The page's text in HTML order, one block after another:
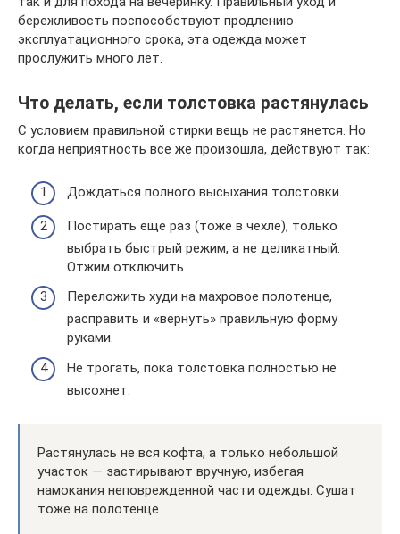
бережливость поспособствуют продлению
эксплуатационного срока, эта одежда может
прослужить много лет.
Что делать, если толстовка растянулась
С условием правильной стирки вещь не растянется. Но
когда неприятность все же произошла, действуют так:
Дождаться полного высыхания толстовки.
Постирать еще раз (тоже в чехле), только
выбрать быстрый режим, а не деликатный.
Отжим отключить.
Переложить худи на махровое полотенце,
расправить и «вернуть» правильную форму
руками.
Не трогать, пока толстовка полностью не
высохнет.
Растянулась не вся кофта, а только небольшой
участок — застирывают вручную, избегая
намокания неповрежденной части одежды. Сушат
тоже на полотенце.